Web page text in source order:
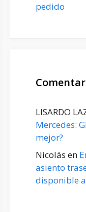
pedido
LISARDO
Mercedes:
mejor?
Nicolás en
asiento
disponible